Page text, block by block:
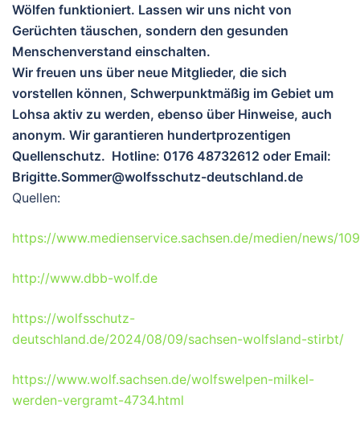
Wölfen funktioniert. Lassen wir uns nicht von
Gerüchten täuschen, sondern den gesunden
Menschenverstand einschalten.
Wir freuen uns über neue Mitglieder, die sich
vorstellen können, Schwerpunktmäßig im Gebiet um
Lohsa aktiv zu werden, ebenso über Hinweise, auch
anonym. Wir garantieren hundertprozentigen
Quellenschutz. Hotline: 0176 48732612 oder Email:
Brigitte.Sommer@wolfsschutz-deutschland.de
Quellen:
https://www.medienservice.sachsen.de/medien/news/
http://www.dbb-wolf.de
https://wolfsschutz-
deutschland.de/2024/08/09/sachsen-wolfsland-stirbt/
https://www.wolf.sachsen.de/wolfswelpen-milkel-
werden-vergramt-4734.html